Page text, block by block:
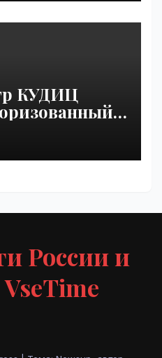
КУДИЦ
Mind
VseTime.ru
России и